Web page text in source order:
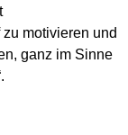
motivieren und
ganz im Sinne